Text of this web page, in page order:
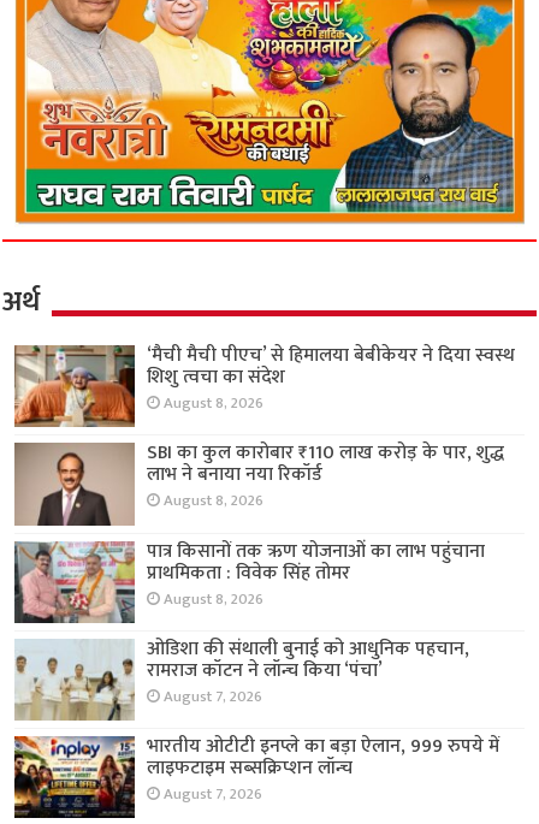
अर्थ
‘मैची मैची पीएच’ से हिमालया बेबीकेयर ने दिया स्वस्थ
शिशु त्वचा का संदेश
August 8, 2026
SBI का कुल कारोबार ₹110 लाख करोड़ के पार, शुद्ध
लाभ ने बनाया नया रिकॉर्ड
August 8, 2026
पात्र किसानों तक ऋण योजनाओं का लाभ पहुंचाना
प्राथमिकता : विवेक सिंह तोमर
August 8, 2026
ओडिशा की संथाली बुनाई को आधुनिक पहचान,
रामराज कॉटन ने लॉन्च किया ‘पंचा’
August 7, 2026
भारतीय ओटीटी इनप्ले का बड़ा ऐलान, 999 रुपये में
लाइफटाइम सब्सक्रिप्शन लॉन्च
August 7, 2026